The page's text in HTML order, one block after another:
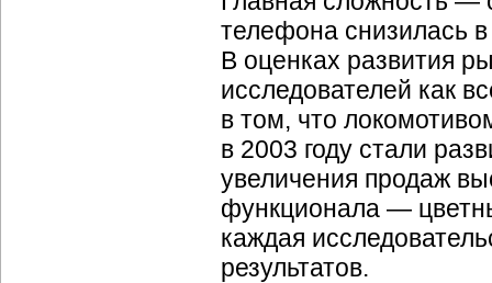
телефона снизилась
В оценках развития
исследователей как
в том, что
в 2003 году стали
увеличения продаж
функционала —
каждая
результатов.